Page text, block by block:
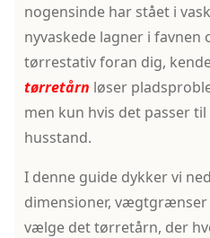
nogensinde har stået i
nyvaskede lagner i favnen
tørrestativ foran dig,
tørretårn løser
men kun hvis det passer
husstand.
I denne guide dykker vi
dimensioner, vægtgrænser
vælge det tørretårn, der